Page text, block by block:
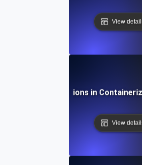
View
Futures Innovations in
View